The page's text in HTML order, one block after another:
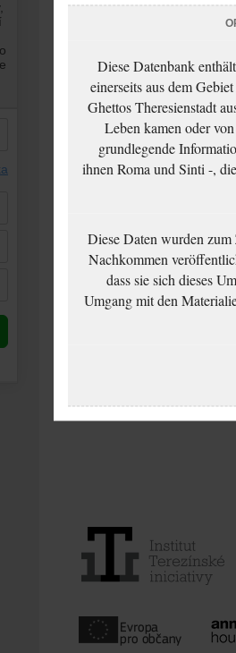
Eisenstädt Jette:
Todesfallanzeige,
Ghetto Theresienstadt
Diese Datenbank
einerseits aus dem
Ghettos Theresienstadt
Leben kamen oder
grundlegende
ihnen Roma und Sinti -,
Diese Daten wurden zum
Nachkommen
dass sie sich dieses
Umgang mit den